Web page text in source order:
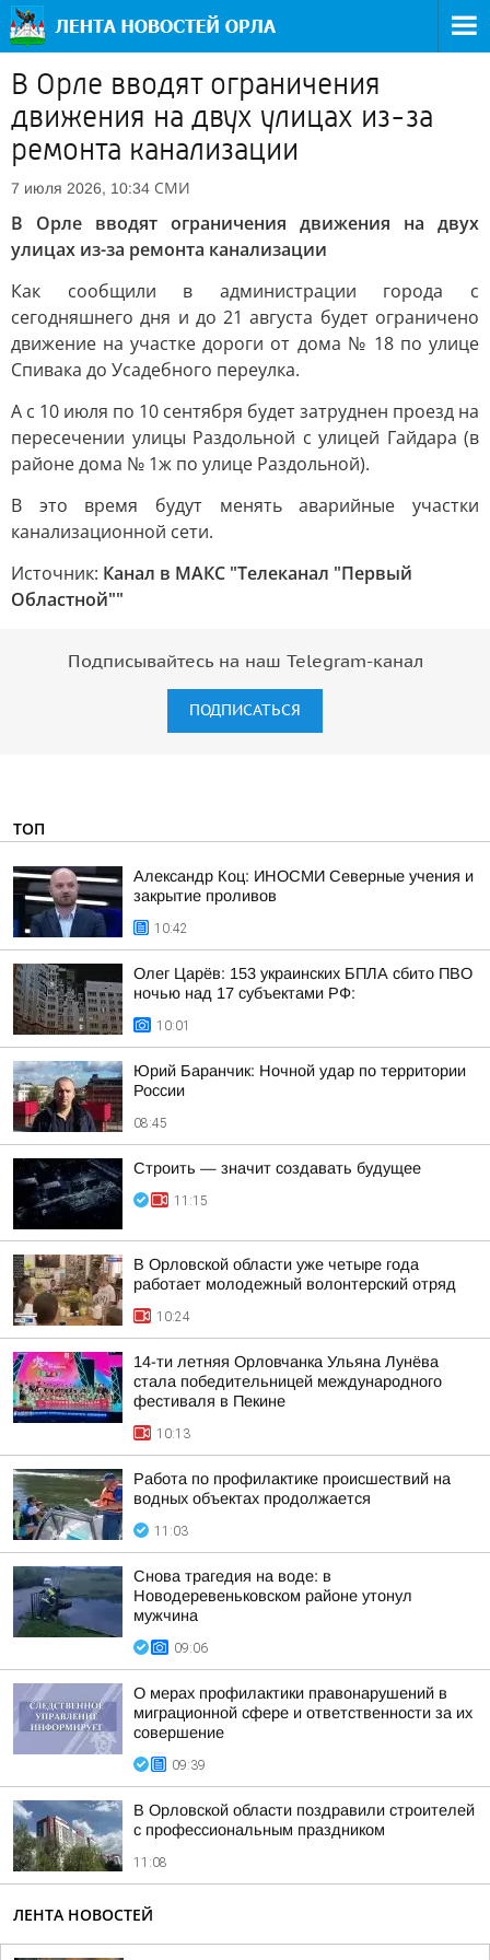
В Орле вводят ограничения
движения на двух улицах из-за
ремонта канализации
7 июля 2026, 10:34 СМИ
В Орле вводят ограничения движения на двух
улицах из-за ремонта канализации
Как сообщили в администрации города с
сегодняшнего дня и до 21 августа будет ограничено
движение на участке дороги от дома № 18 по улице
Спивака до Усадебного переулка.
А с 10 июля по 10 сентября будет затруднен проезд на
пересечении улицы Раздольной с улицей Гайдара (в
районе дома № 1ж по улице Раздольной).
В это время будут менять аварийные участки
канализационной сети.
Источник: Канал в МАКС "Телеканал "Первый
Областной""
Подписывайтесь на наш Telegram-канал
ПОДПИСАТЬСЯ
ТОП
Александр Коц: ИНОСМИ Северные учения и
закрытие проливов
10:42
Олег Царёв: 153 украинских БПЛА сбито ПВО
ночью над 17 субъектами РФ:
10:01
Юрий Баранчик: Ночной удар по территории
России
08:45
Строить — значит создавать будущее
11:15
В Орловской области уже четыре года
работает молодежный волонтерский отряд
10:24
14-ти летняя Орловчанка Ульяна Лунёва
стала победительницей международного
фестиваля в Пекине
10:13
Работа по профилактике происшествий на
водных объектах продолжается
11:03
Снова трагедия на воде: в
Новодеревеньковском районе утонул
мужчина
09:06
О мерах профилактики правонарушений в
миграционной сфере и ответственности за их
совершение
09:39
В Орловской области поздравили строителей
с профессиональным праздником
11:08
ЛЕНТА НОВОСТЕЙ